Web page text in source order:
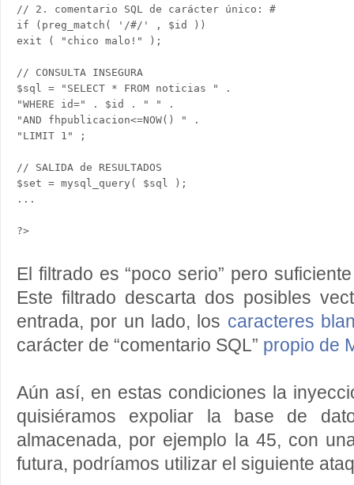
// 2. comentario SQL de carácter único: #
if (preg_match( '/#/' , $id ))
exit ( "chico malo!" );
// CONSULTA INSEGURA
$sql = "SELECT * FROM noticias " .
"WHERE id=" . $id . " " .
"AND fhpublicacion<=NOW() " .
"LIMIT 1" ;
// SALIDA de RESULTADOS
$set = mysql_query( $sql );
...
El filtrado es “poco serio” pero
Este filtrado descarta dos posibles
entrada, por un lado, los caracteres
carácter de “comentario SQL” propio de
Aún así, en estas condiciones la
quisiéramos expoliar la base de
almacenada, por ejemplo la 45, con
futura, podríamos utilizar el siguiente